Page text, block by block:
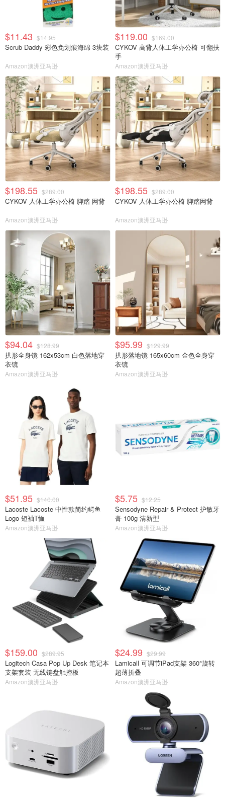
$11.43 $14.95
Scrub Daddy 彩色免划痕海绵 3块装
Amazon澳洲亚马逊
$119.00 $169.00
CYKOV 高背人体工学办公椅 可翻扶
手
Amazon澳洲亚马逊
$198.55 $289.00
CYKOV 人体工学办公椅 脚踏 网背
Amazon澳洲亚马逊
$198.55 $289.00
CYKOV 人体工学办公椅 脚踏网背
Amazon澳洲亚马逊
$94.04 $128.99
拱形全身镜 162x53cm 白色落地穿
衣镜
Amazon澳洲亚马逊
$95.99 $129.99
拱形落地镜 165x60cm 金色全身穿
衣镜
Amazon澳洲亚马逊
$51.95 $140.00
Lacoste Lacoste 中性款简约鳄鱼
Logo 短袖T恤
Amazon澳洲亚马逊
$5.75 $12.25
Sensodyne Repair & Protect 护敏牙
膏 100g 清新型
Amazon澳洲亚马逊
$159.00 $289.95
Logitech Casa Pop Up Desk 笔记本
支架套装 无线键盘触控板
Amazon澳洲亚马逊
$24.99 $29.99
Lamicall 可调节iPad支架 360°旋转
超薄折叠
Amazon澳洲亚马逊